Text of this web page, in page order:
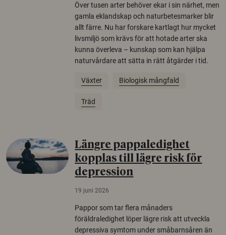
Över tusen arter behöver ekar i sin närhet, men
gamla eklandskap och naturbetesmarker blir
allt färre. Nu har forskare kartlagt hur mycket
livsmiljö som krävs för att hotade arter ska
kunna överleva – kunskap som kan hjälpa
naturvårdare att sätta in rätt åtgärder i tid.
Växter Biologisk mångfald
Träd
Längre pappaledighet
kopplas till lägre risk för
depression
19 juni 2026
Pappor som tar flera månaders
föräldraledighet löper lägre risk att utveckla
depressiva symtom under småbarnsåren än